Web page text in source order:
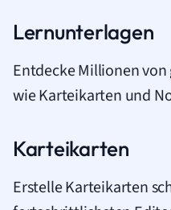
Lernunterlagen
Entdecke Millionen
wie Karteikarten und
Karteikarten
Erstelle Karteikarten